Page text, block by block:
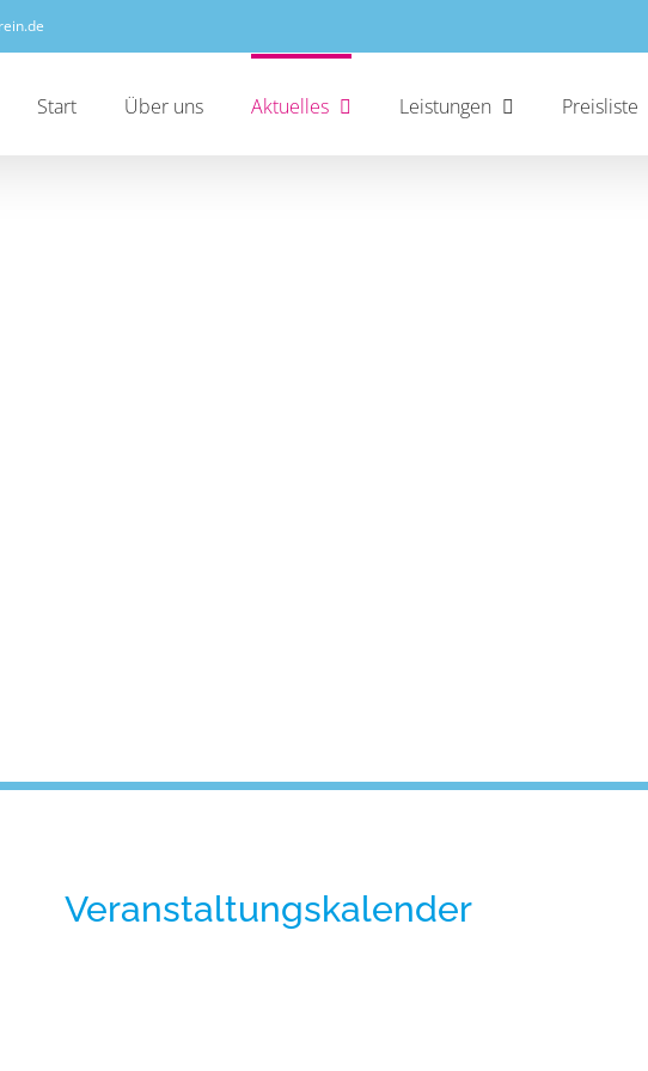
Start Über uns Aktuelles Leistungen Preisliste
Veranstaltungskalender